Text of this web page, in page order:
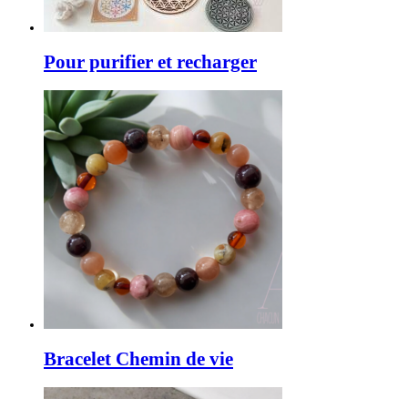
Pour purifier et recharger
Bracelet Chemin de vie